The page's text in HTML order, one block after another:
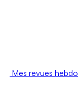
Mes revues hebdo